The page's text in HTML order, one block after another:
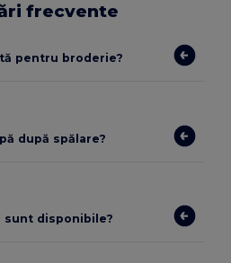
frecvente
pentru broderie?
după spălare?
sunt disponibile?